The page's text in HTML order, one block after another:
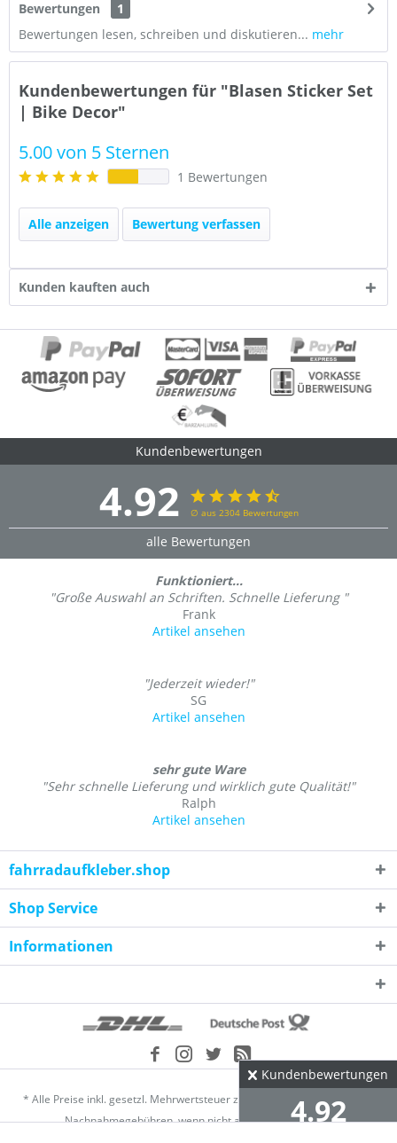
Kundenbewertungen
4.92
Bewertungen
1
Bewertungen lesen, schreiben und diskutieren... mehr
Kundenbewertungen für "Blasen Sticker Set
| Bike Decor"
5.00 von 5 Sternen
1 Bewertungen
Alle anzeigen Bewertung verfassen
Kunden kauften auch
Kundenbewertungen
4.92 ∅ aus 2304 Bewertungen
alle Bewertungen
Funktioniert...
"Große Auswahl an Schriften. Schnelle Lieferung "
Frank
Artikel ansehen
"Jederzeit wieder!"
SG
Artikel ansehen
sehr gute Ware
"Sehr schnelle Lieferung und wirklich gute Qualität!"
Ralph
Artikel ansehen
fahrradaufkleber.shop
Shop Service
Informationen
* Alle Preise inkl. gesetzl. Mehrwertsteuer zzgl. Versandkosten und ggf.
Nachnahmegebühren, wenn nicht anders beschrieben